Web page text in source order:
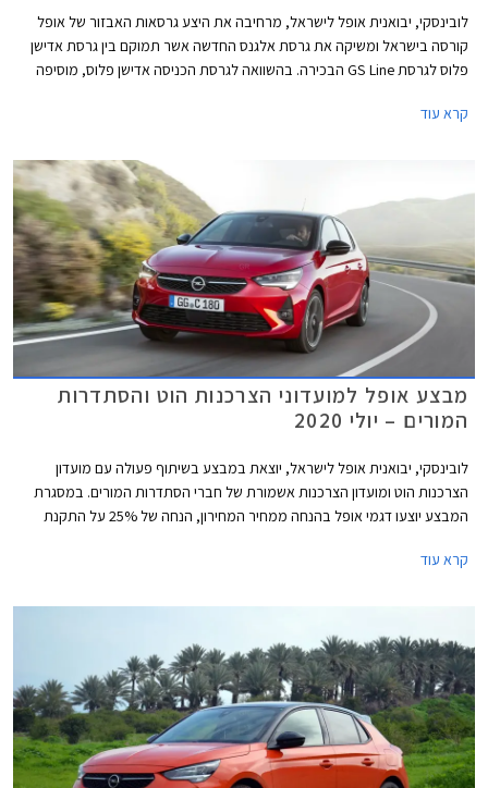
לובינסקי, יבואנית אופל לישראל, מרחיבה את היצע גרסאות האבזור של אופל
קורסה בישראל ומשיקה את גרסת אלגנס החדשה אשר תמוקם בין גרסת אדישן
פלוס לגרסת GS Line הבכירה. בהשוואה לגרסת הכניסה אדישן פלוס, מוסיפה
קרא עוד
מבצע אופל למועדוני הצרכנות הוט והסתדרות
המורים – יולי 2020
לובינסקי, יבואנית אופל לישראל, יוצאת במבצע בשיתוף פעולה עם מועדון
הצרכנות הוט ומועדון הצרכנות אשמורת של חברי הסתדרות המורים. במסגרת
המבצע יוצעו דגמי אופל בהנחה ממחיר המחירון, הנחה של 25% על התקנת
וארבע שנות אחריות. המבצע יתקיים בכל אולמות התצוגה של אופל ברחבי
קרא עוד